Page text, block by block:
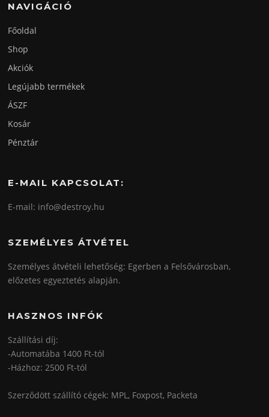
NAVIGÁCIÓ
Főoldal
Shop
Akciók
Legújabb termékek
ÁSZF
Kosár
Pénztár
E-MAIL KAPCSOLAT:
E-mail: info@destroy.hu
SZEMÉLYES ÁTVÉTEL
Személyes átvételi lehetőség: Egerben a Felsővárosban,
előzetes egyeztetés alapján.
HASZNOS INFÓK
Szállítási díj:
-Automatába 1400 Ft-tól
-Házhoz: 2500 Ft-tól
Szerződött szállító cégek: MPL, Foxpost, Packeta